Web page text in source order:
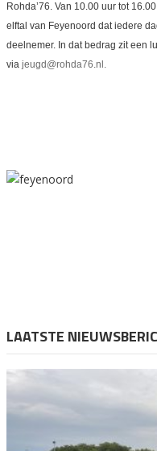
Rohda’76. Van 10.00 uur tot
elftal van Feyenoord dat iedere
deelnemer. In dat bedrag zit een
via jeugd@rohda76.nl.
LAATSTE